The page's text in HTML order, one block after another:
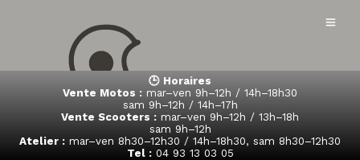
🕒 Horaires
Vente Motos : mar–ven 9h–12h / 14h–18h30
sam 9h–12h / 14h–17h
Vente Scooters : mar–ven 9h–12h / 13h–18h
sam 9h–12h
Atelier : mar–ven 8h30–12h30 / 14h–18h30, sam 8h30–12h30
Tel :04 93 13 03 05